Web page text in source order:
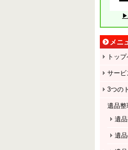
▶
メニ
トッ
サービ
3つの
遺品整
遺
遺